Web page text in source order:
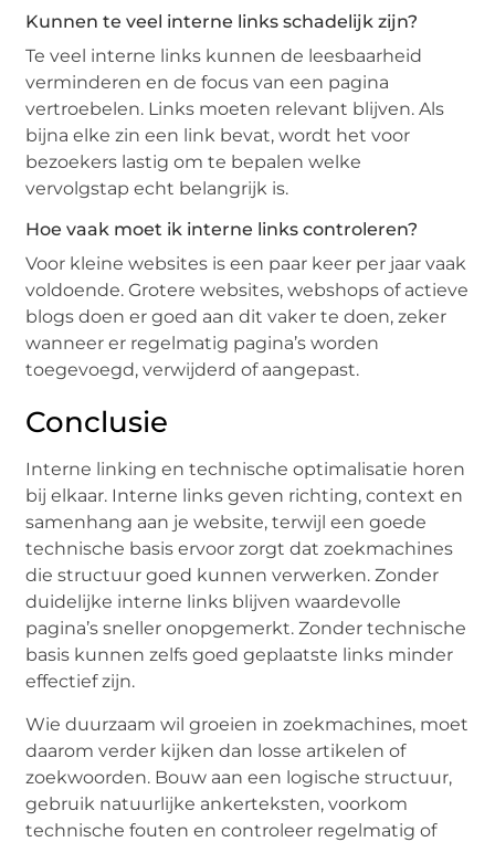
Kunnen te veel interne links schadelijk zijn?
Te veel interne links kunnen de leesbaarheid
verminderen en de focus van een pagina
vertroebelen. Links moeten relevant blijven. Als
bijna elke zin een link bevat, wordt het voor
bezoekers lastig om te bepalen welke
vervolgstap echt belangrijk is.
Hoe vaak moet ik interne links controleren?
Voor kleine websites is een paar keer per jaar vaak
voldoende. Grotere websites, webshops of actieve
blogs doen er goed aan dit vaker te doen, zeker
wanneer er regelmatig pagina’s worden
toegevoegd, verwijderd of aangepast.
Conclusie
Interne linking en technische optimalisatie horen
bij elkaar. Interne links geven richting, context en
samenhang aan je website, terwijl een goede
technische basis ervoor zorgt dat zoekmachines
die structuur goed kunnen verwerken. Zonder
duidelijke interne links blijven waardevolle
pagina’s sneller onopgemerkt. Zonder technische
basis kunnen zelfs goed geplaatste links minder
effectief zijn.
Wie duurzaam wil groeien in zoekmachines, moet
daarom verder kijken dan losse artikelen of
zoekwoorden. Bouw aan een logische structuur,
gebruik natuurlijke ankerteksten, voorkom
technische fouten en controleer regelmatig of